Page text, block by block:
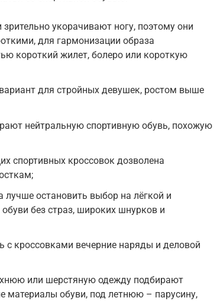
укорачивают ногу, поэтому они
для гармонизации образа
короткий жилет, болеро или короткую
для стройных девушек, ростом выше
нейтральную спортивную обувь, похожую
спортивных кроссовок дозволена
остановить выбор на лёгкой и
без страз, широких шнурков и
с кроссовками вечерние наряды и деловой
или шерстяную одежду подбирают
обуви, под летнюю – парусину,